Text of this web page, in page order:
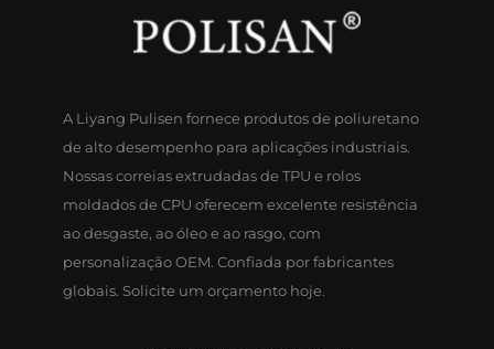
A Liyang Pulisen fornece produtos de poliuretano
de alto desempenho para aplicações industriais.
Nossas correias extrudadas de TPU e rolos
moldados de CPU oferecem excelente resistência
ao desgaste, ao óleo e ao rasgo, com
personalização OEM. Confiada por fabricantes
globais. Solicite um orçamento hoje.